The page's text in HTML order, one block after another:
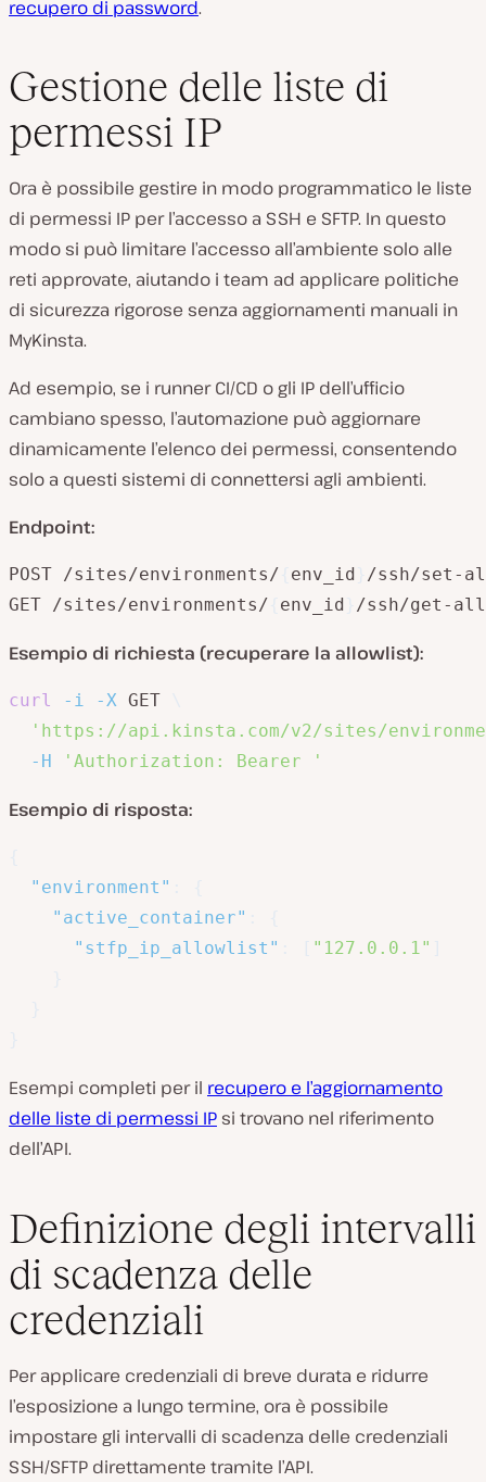
recupero di password.
Gestione delle liste di
permessi IP
Ora è possibile gestire in modo programmatico le liste
di permessi IP per l’accesso a SSH e SFTP. In questo
modo si può limitare l’accesso all’ambiente solo alle
reti approvate, aiutando i team ad applicare politiche
di sicurezza rigorose senza aggiornamenti manuali in
MyKinsta.
Ad esempio, se i runner CI/CD o gli IP dell’ufficio
cambiano spesso, l’automazione può aggiornare
dinamicamente l’elenco dei permessi, consentendo
solo a questi sistemi di connettersi agli ambienti.
Endpoint:
POST /sites/environments/ env_id
/ssh/set-
GET /sites/environments/
env_id /ssh/get-
Esempio di richiesta (recuperare la allowlist):
curl -i -X GET
'https://api.kinsta.com/v2/sites/
-H
'Authorization: Bearer '
Esempio di risposta:
"environment"
"active_container"
"stfp_ip_allowlist"
"127.0.0.1"
Esempi completi per il recupero e l’aggiornamento
delle liste di permessi IP si trovano nel riferimento
dell’API.
Definizione degli intervalli
di scadenza delle
credenziali
Per applicare credenziali di breve durata e ridurre
l’esposizione a lungo termine, ora è possibile
impostare gli intervalli di scadenza delle credenziali
SSH/SFTP direttamente tramite l’API.